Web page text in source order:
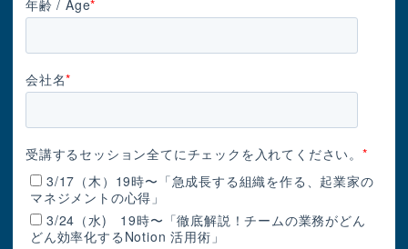
年齢 / Age*
会社名*
受講するセッション全てにチェックを入れてください。 *
3/17（木）19時〜「急成長する組織を作る、起業家の
マネジメントの心得」
3/24（水) 19時〜「徹底解説！チームの業務がどん
どん効率化するNotion 活用術」